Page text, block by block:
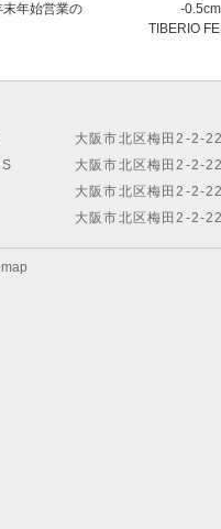
年始営業の
-
TIBERIO
大阪市北区梅田2-2-
大阪市北区梅田2-2-
大阪市北区梅田2-2-
大阪市北区梅田2-2-